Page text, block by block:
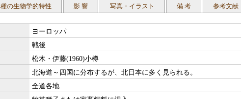
種の生物学的特性 影 響 写真・イラスト 備 考 参考文献
ヨーロッパ
戦後
松木・伊藤(1960)小樽
北海道～四国に分布するが、北日本に多く見られる。
全道各地